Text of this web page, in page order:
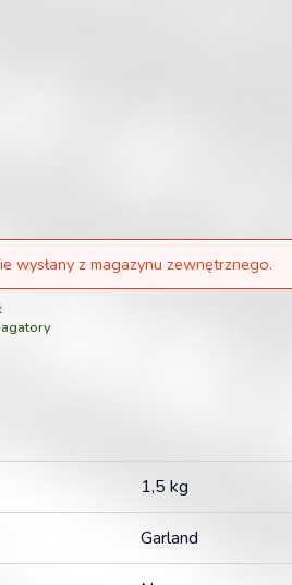
wysłany z magazynu zewnętrznego.
1,5 kg
Garland